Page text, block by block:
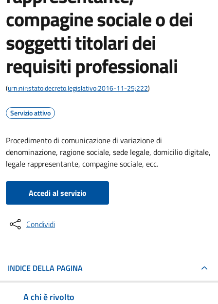
compagine sociale o dei
soggetti titolari dei
requisiti professionali
(urn:nir:stato:decreto.legislativo:2016-11-25;222)
Servizio attivo
Procedimento di comunicazione di variazione di
denominazione, ragione sociale, sede legale, domicilio digitale,
legale rappresentante, compagine sociale, ecc.
Accedi al servizio
Condividi
INDICE DELLA PAGINA
A chi è rivolto